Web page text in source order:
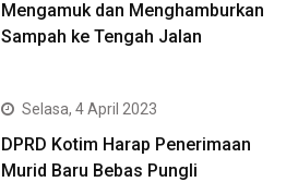
Mengamuk dan Menghamburkan
Sampah ke Tengah Jalan
Selasa, 4 April 2023
DPRD Kotim Harap Penerimaan
Murid Baru Bebas Pungli